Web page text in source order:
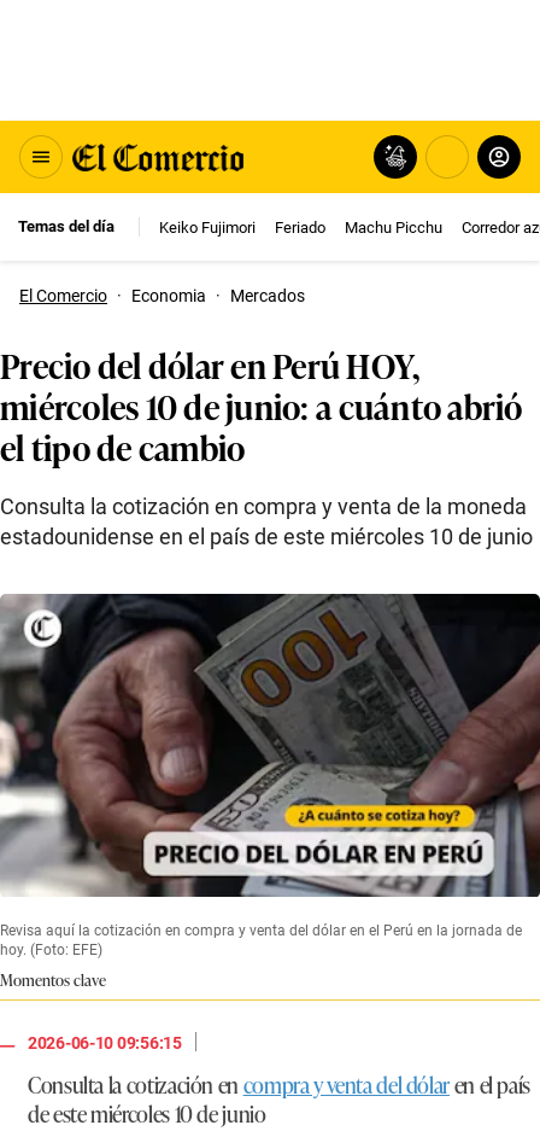
Temas del día Keiko Fujimori Feriado Machu Picchu Corredor
El Comercio · Economia · Mercados
Precio del dólar en Perú HOY,
miércoles 10 de junio: a cuánto abrió
el tipo de cambio
Consulta la cotización en compra y venta de la moneda
estadounidense en el país de este miércoles 10 de junio
Revisa aquí la cotización en compra y venta del dólar en el Perú en la jornada de
hoy. (Foto: EFE)
Momentos clave
2026-06-10 09:56:15
|
Consulta la cotización encompra y venta del dólaren el país
de este miércoles 10 de junio